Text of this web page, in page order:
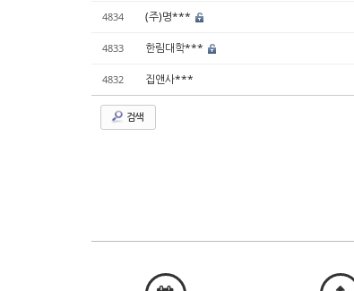
4834 (주)명***
4833 한림대학***
4832 집앤사***
검색